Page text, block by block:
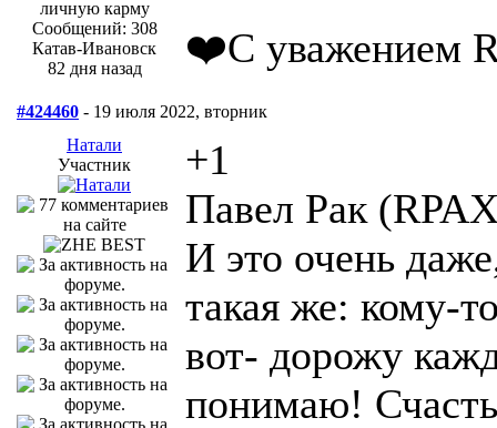
Сообщений: 308
Катав-Ивановск
82 дня назад
❤️С уважением
#424460 - 19 июля 2022, вторник
Натали
Участник
+1
Павел Рак
И это очень
такая же: кому-
вот- дорожу
понимаю!